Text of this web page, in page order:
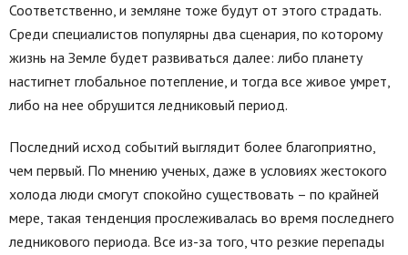
Соответственно, и земляне тоже будут от этого страдать.
Среди специалистов популярны два сценария, по которому
жизнь на Земле будет развиваться далее: либо планету
настигнет глобальное потепление, и тогда все живое умрет,
либо на нее обрушится ледниковый период.
Последний исход событий выглядит более благоприятно,
чем первый. По мнению ученых, даже в условиях жестокого
холода люди смогут спокойно существовать – по крайней
мере, такая тенденция прослеживалась во время последнего
ледникового периода. Все из-за того, что резкие перепады